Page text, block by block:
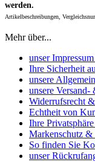
werden.
Artikelbeschreibungen,
Mehr über...
unser
Ihre Sicherheit
unsere
unsere
Widerrufsrecht
Echtheit von
Ihre
Markenschutz &
So finden Sie
unser